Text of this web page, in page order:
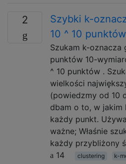
2
Szybki k-
10 ^ 10
Szukam k-oznacza
punktów 10-
^ 10 punktów .
wielkości
(powiedzmy od 10
dbam o to, w jakim
każdy punkt.
ważne; Właśnie
każdy przybliżony
14
clustering k-